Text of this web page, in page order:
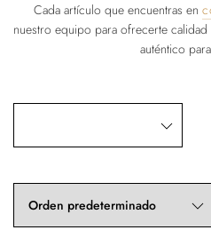
Cada artículo que encuentras en
nuestro equipo para ofrecerte
auténtico